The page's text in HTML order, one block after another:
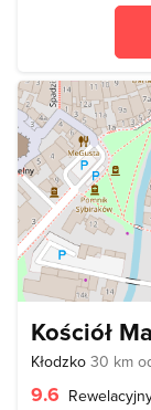
Kościół
Kłodzko 30 km
9.6